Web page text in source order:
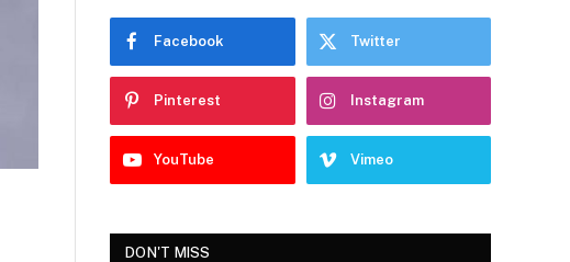
Facebook Twitter
Pinterest Instagram
YouTube Vimeo
DON'T MISS